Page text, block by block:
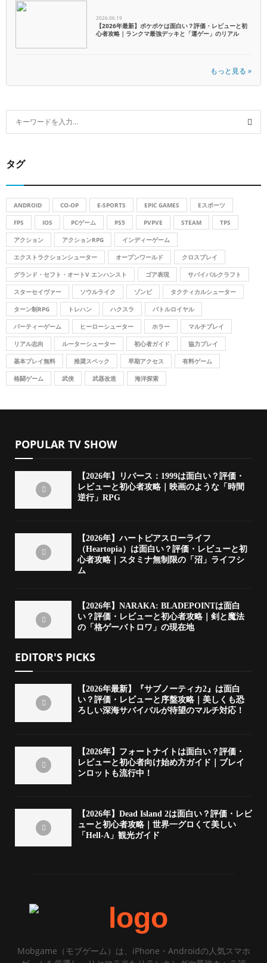
2026.06.19
【2026年最新】ポケポケは面白い？評価・レビューと初
心者攻略｜ランクマ最強デッキと「運ゲー」のリアル
もっと見る »
c
r
:
H
タグ
ANDROID CO-OP E-SPORTS EPIC GAMES Eスポーツ
FPS IOS PCゲーム PS5 PVPVE STEAM TPS
アクション アクションRPG インディーゲーム
エクストラクションシューター オープンワールド クロスプレイ
グランド・セフト・オートV エンハンスト ゴア表現 サバイバルクラフト
スターセイヴァー ソウルライク ゾンビ タクティカルシューター
ターン制RPG トレハン ハクスラ バトルロイヤル
パーティーゲーム ヒーローシューター ホラー マルチプレイ
リアル志向 ルーターシューター 初心者ガイド 協力プレイ
基本プレイ無料 推奨スペック 早期アクセス 有料ゲーム
格闘ゲーム 武侠 武器改造 海洋探索
POPULAR TV SHOW
【2026年】リバース：1999は面白い？評価・
レビューと初心者攻略｜映画のような「時間
逆行」RPG
【2026年】ハートピアスローライフ
（Heartopia）は面白い？評価・レビューと初
心者攻略｜スタミナ無制限の「沼」ライフシ
ム
【2026年】NARAKA: BLADEPOINTは面白
い？評価・レビューと初心者攻略｜剣と魔法
の「格ゲーバトロワ」の現在地
EDITOR'S PICKS
【2026年最新】『サブノーティカ2』は面白
い？評価・レビューと序盤攻略｜美しくも恐
ろしい深海サバイバルが待望のマルチ対応！
【2026年】フォートナイトは面白い？評価・
レビューと初心者向け始め方ガイド｜ブレイ
ンロットも流行中！
【2026年】Dead Island 2は面白い？評価・レビ
ューと初心者攻略｜世界一グロくて美しい
「Hell-A」観光ガイド
Mobgame（モブゲーム）は、iPhone・Androidの人気スマホ